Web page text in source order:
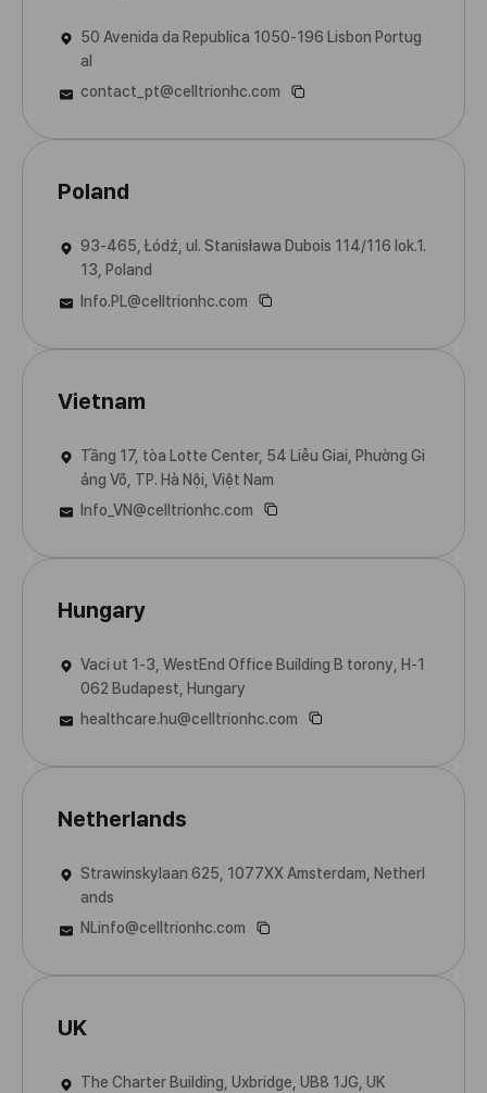
50 Avenida da Republica 1050-196 Lisbon Portug
al
contact_pt@celltrionhc.com
Poland
93-465, Łódź, ul. Stanisława Dubois 114/116 lok.1.
13, Poland
Info.PL@celltrionhc.com
Vietnam
Tầng 17, tòa Lotte Center, 54 Liễu Giai, Phường Gi
ảng Võ, TP. Hà Nội, Việt Nam
Info_VN@celltrionhc.com
Hungary
Vaci ut 1-3, WestEnd Office Building B torony, H-1
062 Budapest, Hungary
healthcare.hu@celltrionhc.com
Netherlands
Strawinskylaan 625, 1077XX Amsterdam, Netherl
ands
NLinfo@celltrionhc.com
UK
The Charter Building, Uxbridge, UB8 1JG, UK